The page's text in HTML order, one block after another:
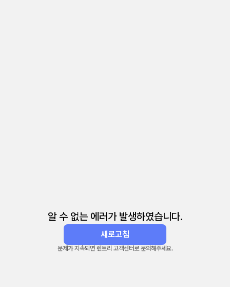
알 수 없는 에러가 발생하였습니다.
새로고침
문제가 지속되면 렌트리 고객센터로 문의해주세요.